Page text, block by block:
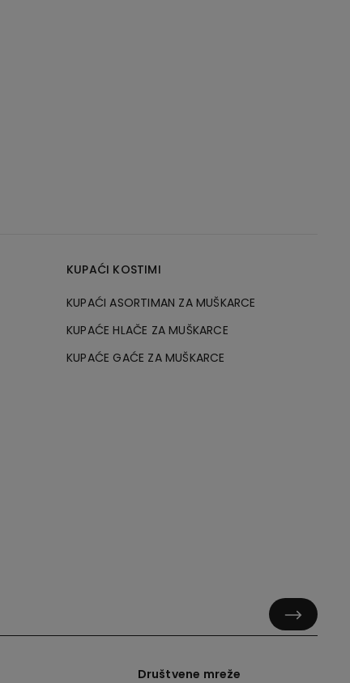
KUPAĆI KOSTIMI
KUPAĆI ASORTIMAN ZA MUŠKARCE
KUPAĆE HLAČE ZA MUŠKARCE
KUPAĆE GAĆE ZA MUŠKARCE
Društvene mreže